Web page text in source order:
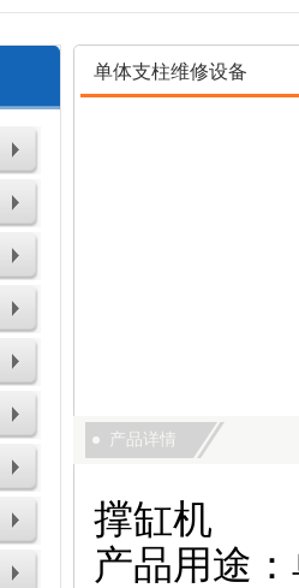
单体支柱维修设备
产品详情
撑缸机
产品用途